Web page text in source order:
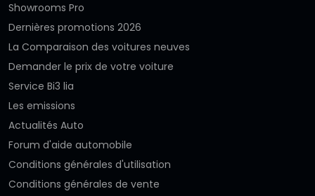
Showrooms Pro
Dernières promotions 2026
La Comparaison des voitures neuves
Demander le prix de votre voiture
Service Bi3 lia
Les emissions
Actualités Auto
Forum d'aide automobile
Conditions générales d'utilisation
Conditions générales de vente